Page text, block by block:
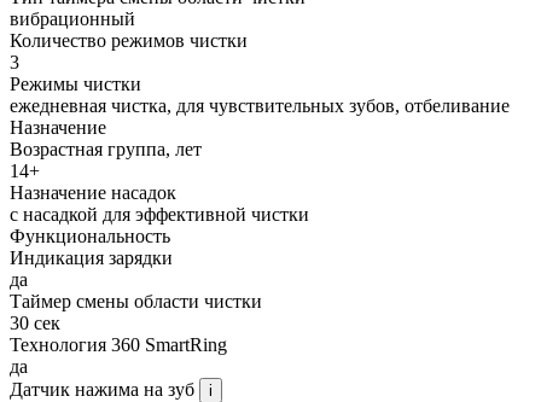
вибрационный
Количество режимов чистки
3
Режимы чистки
ежедневная чистка, для чувствительных зубов, отбеливание
Назначение
Возрастная группа, лет
14+
Назначение насадок
с насадкой для эффективной чистки
Функциональность
Индикация зарядки
да
Таймер смены области чистки
30 сек
Технология 360 SmartRing
да
Датчик нажима на зуб
i